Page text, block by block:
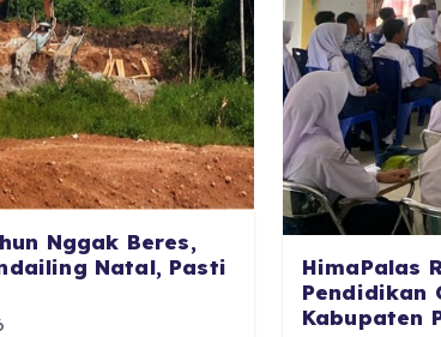
Nggak Beres,
Natal, Pasti
HimaPalas
Pendidikan
Kabupaten